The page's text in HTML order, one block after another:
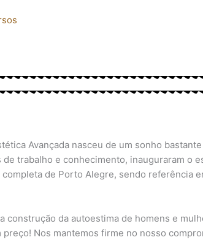
Avançada nasceu de um sonho
trabalho e conhecimento, inauguraram o
de Porto Alegre, sendo referência
da autoestima de homens e
Nos mantemos firme no nosso